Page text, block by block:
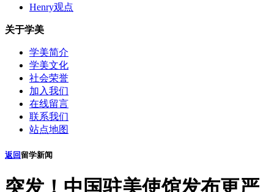
Henry观点
关于学美
学美简介
学美文化
社会荣誉
加入我们
在线留言
联系我们
站点地图
返回 留学新闻
突发！中国驻美使馆发布更严